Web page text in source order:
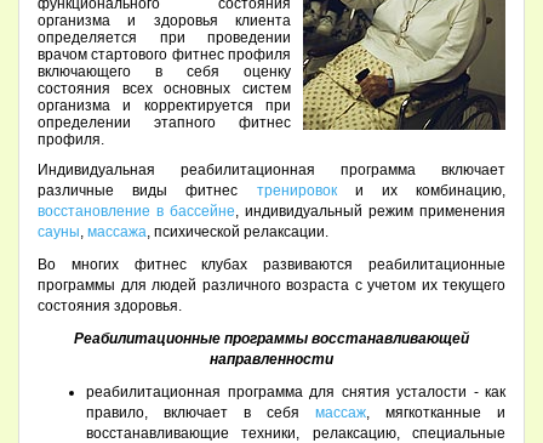
функционального состояния
организма и здоровья клиента
определяется при проведении
врачом стартового фитнес профиля
включающего в себя оценку
состояния всех основных систем
организма и корректируется при
определении этапного фитнес
профиля.
Индивидуальная реабилитационная программа включает
различные виды фитнес тренировоки их комбинацию,
восстановление в бассейне, индивидуальный режим применения
сауны, массажа, психической релаксации.
Во многих фитнес клубах развиваются реабилитационные
программы для людей различного возраста с учетом их текущего
состояния здоровья.
Реабилитационные программы восстанавливающей
направленности
реабилитационная программа для снятия усталости - как
правило, включает в себя массаж, мягкотканные и
восстанавливающие техники, релаксацию, специальные